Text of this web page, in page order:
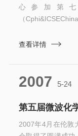
心参加第
（
应量热器
来自英国伦敦的
查看详情
2007 5-24
第五届微波化
2007年4月在伦敦